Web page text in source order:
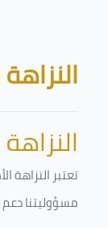
الكتل
تعتبر النزاهة
مسؤوليتنا دعم